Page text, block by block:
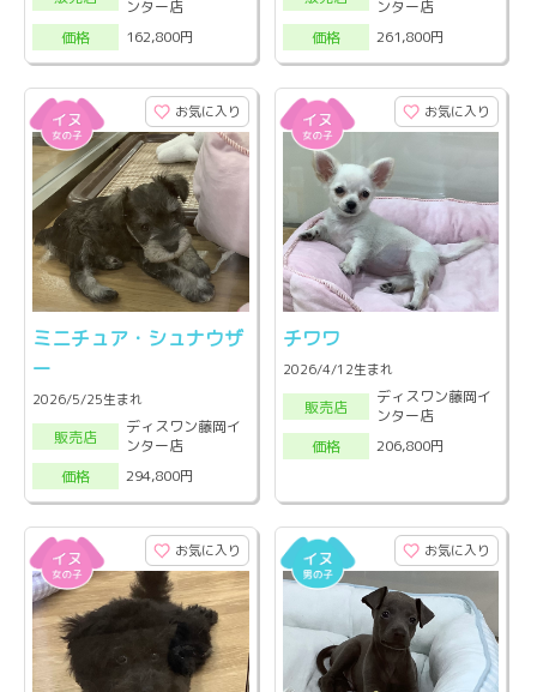
ンター店
価格
162,800円
ンター店
価格
261,800円
お気に入り
ミニチュア・シュナウザ
ー
2026/5/25生まれ
販売店
ディスワン藤岡イ
ンター店
価格
294,800円
お気に入り
チワワ
2026/4/12生まれ
販売店
ディスワン藤岡イ
ンター店
価格
206,800円
お気に入り お気に入り